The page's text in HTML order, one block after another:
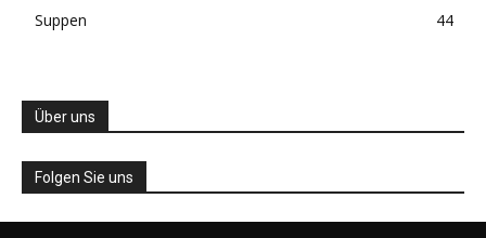
Suppen
44
Über uns
Folgen Sie uns